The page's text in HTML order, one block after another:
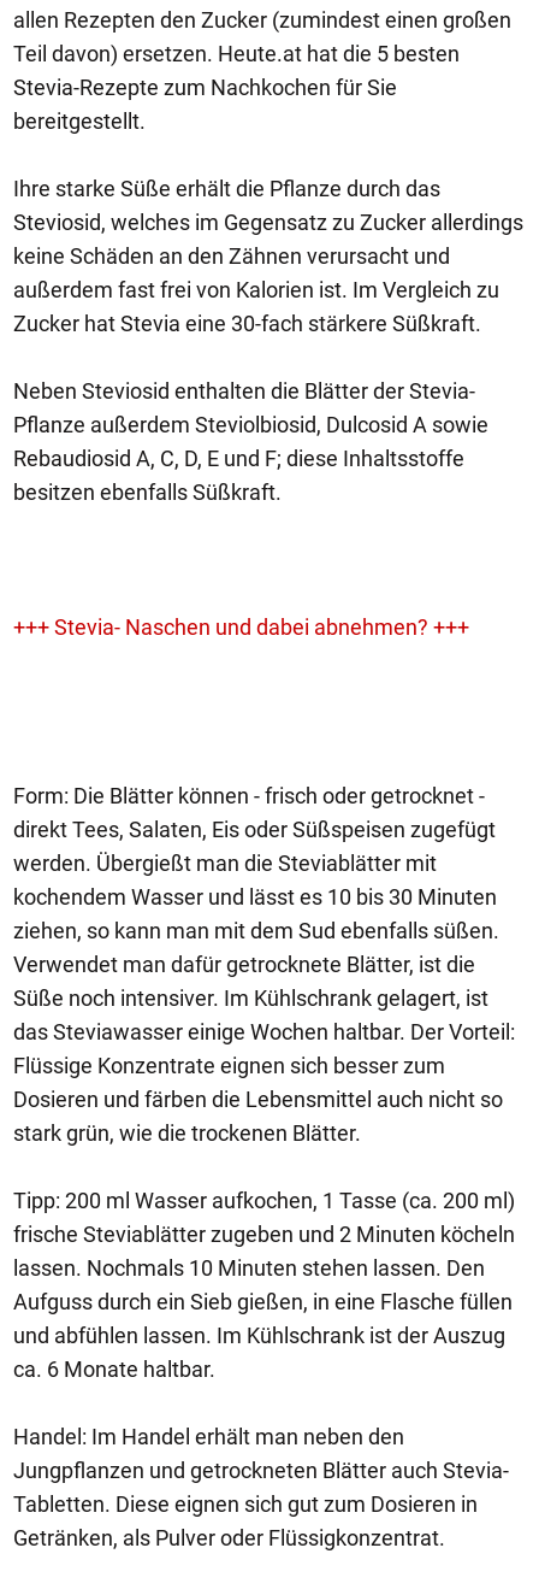
allen Rezepten den Zucker (zumindest einen großen
Teil davon) ersetzen. Heute.at hat die 5 besten
Stevia-Rezepte zum Nachkochen für Sie
bereitgestellt.
Ihre starke Süße erhält die Pflanze durch das
Steviosid, welches im Gegensatz zu Zucker allerdings
keine Schäden an den Zähnen verursacht und
außerdem fast frei von Kalorien ist. Im Vergleich zu
Zucker hat Stevia eine 30-fach stärkere Süßkraft.
Neben Steviosid enthalten die Blätter der Stevia-
Pflanze außerdem Steviolbiosid, Dulcosid A sowie
Rebaudiosid A, C, D, E und F; diese Inhaltsstoffe
besitzen ebenfalls Süßkraft.
+++ Stevia- Naschen und dabei abnehmen? +++
Form: Die Blätter können - frisch oder getrocknet -
direkt Tees, Salaten, Eis oder Süßspeisen zugefügt
werden. Übergießt man die Steviablätter mit
kochendem Wasser und lässt es 10 bis 30 Minuten
ziehen, so kann man mit dem Sud ebenfalls süßen.
Verwendet man dafür getrocknete Blätter, ist die
Süße noch intensiver. Im Kühlschrank gelagert, ist
das Steviawasser einige Wochen haltbar. Der Vorteil:
Flüssige Konzentrate eignen sich besser zum
Dosieren und färben die Lebensmittel auch nicht so
stark grün, wie die trockenen Blätter.
Tipp: 200 ml Wasser aufkochen, 1 Tasse (ca. 200 ml)
frische Steviablätter zugeben und 2 Minuten köcheln
lassen. Nochmals 10 Minuten stehen lassen. Den
Aufguss durch ein Sieb gießen, in eine Flasche füllen
und abfühlen lassen. Im Kühlschrank ist der Auszug
ca. 6 Monate haltbar.
Handel: Im Handel erhält man neben den
Jungpflanzen und getrockneten Blätter auch Stevia-
Tabletten. Diese eignen sich gut zum Dosieren in
Getränken, als Pulver oder Flüssigkonzentrat.